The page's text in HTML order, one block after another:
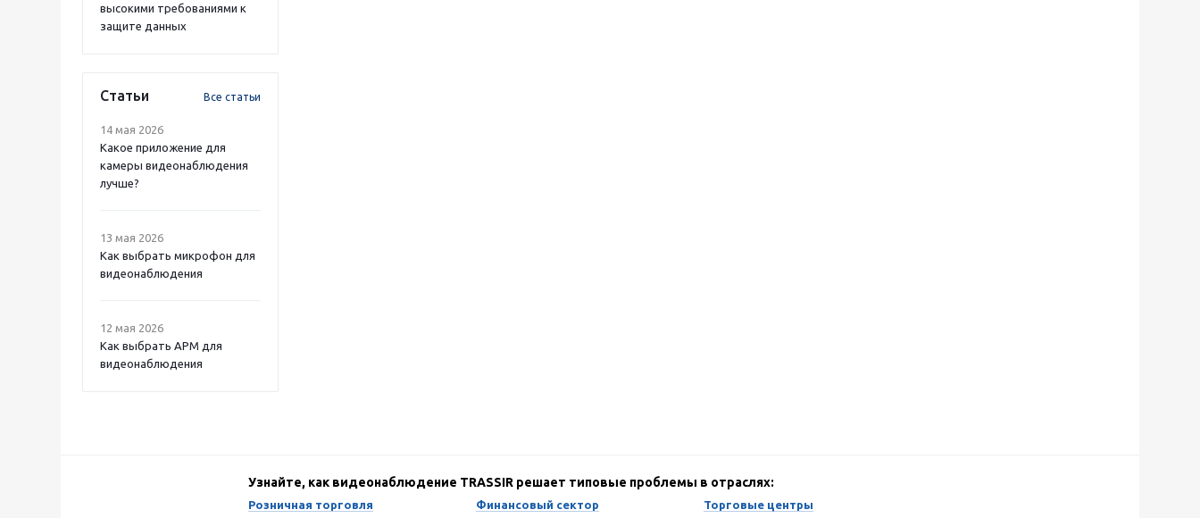
высокими требованиями к
защите данных
Статьи Все статьи
14 мая 2026
Какое приложение для
камеры видеонаблюдения
лучше?
13 мая 2026
Как выбрать микрофон для
видеонаблюдения
12 мая 2026
Как выбрать APM для
видеонаблюдения
Узнайте, как видеонаблюдение TRASSIR решает типовые проблемы в отраслях:
Розничная торговля
Финансовый сектор
Торговые центры